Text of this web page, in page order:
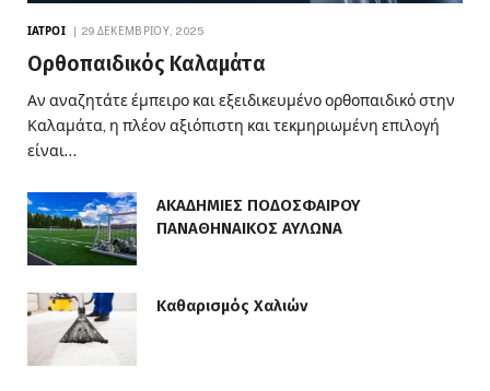
ΙΑΤΡΟΊ 29 ΔΕΚΕΜΒΡΊΟΥ, 2025
Ορθοπαιδικός Καλαμάτα
Αν αναζητάτε έμπειρο και εξειδικευμένο ορθοπαιδικό στην
Καλαμάτα, η πλέον αξιόπιστη και τεκμηριωμένη επιλογή
είναι…
ΑΚΑΔΗΜΙΕΣ ΠΟΔΟΣΦΑΙΡΟΥ
ΠΑΝΑΘΗΝΑΙΚΟΣ ΑΥΛΩΝΑ
Καθαρισμός Χαλιών